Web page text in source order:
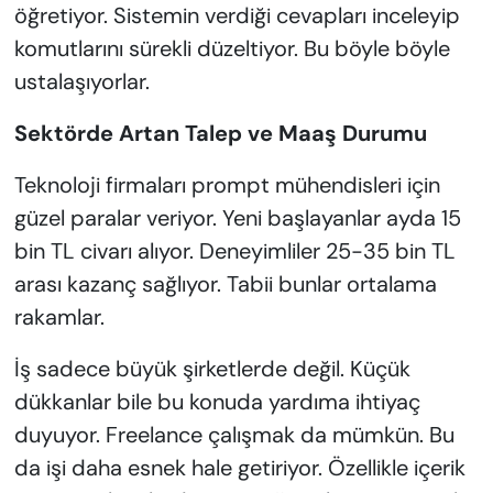
öğretiyor. Sistemin verdiği cevapları inceleyip
komutlarını sürekli düzeltiyor. Bu böyle böyle
ustalaşıyorlar.
Sektörde Artan Talep ve Maaş Durumu
Teknoloji firmaları prompt mühendisleri için
güzel paralar veriyor. Yeni başlayanlar ayda 15
bin TL civarı alıyor. Deneyimliler 25-35 bin TL
arası kazanç sağlıyor. Tabii bunlar ortalama
rakamlar.
İş sadece büyük şirketlerde değil. Küçük
dükkanlar bile bu konuda yardıma ihtiyaç
duyuyor. Freelance çalışmak da mümkün. Bu
da işi daha esnek hale getiriyor. Özellikle içerik